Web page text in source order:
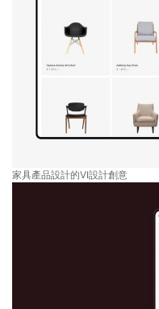
家具產品設計的VI設計創意